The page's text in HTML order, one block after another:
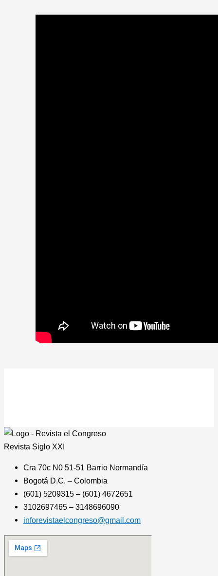
Revista Siglo XXI
Cra 70c N0 51-51 Barrio Normandía
Bogotá D.C. – Colombia
(601) 5209315 – (601) 4672651
3102697465 – 3148696090
inforevistaelcongreso@gmail.com